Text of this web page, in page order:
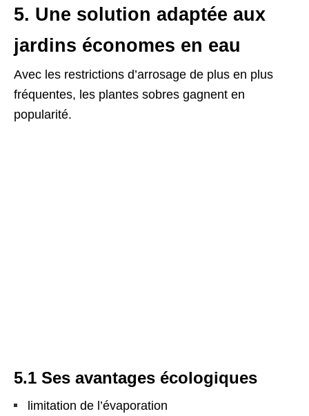
5. Une solution adaptée aux
jardins économes en eau
Avec les restrictions d’arrosage de plus en plus
fréquentes, les plantes sobres gagnent en
popularité.
5.1 Ses avantages écologiques
limitation de l’évaporation